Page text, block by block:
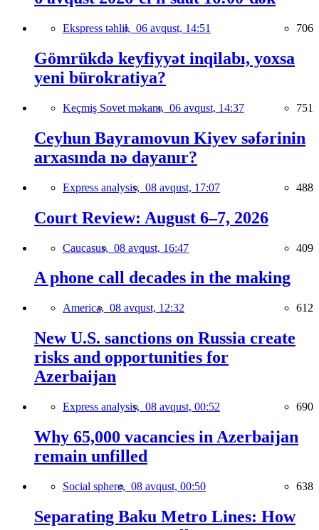
Ekspress təhlil, 06 avqust, 14:51 706
Gömrükdə keyfiyyət inqilabı, yoxsa
yeni bürokratiya?
Keçmiş Sovet məkanı, 06 avqust, 14:37 751
Ceyhun Bayramovun Kiyev səfərinin
arxasında nə dayanır?
Express analysis, 08 avqust, 17:07 488
Court Review: August 6–7, 2026
Caucasus, 08 avqust, 16:47 409
A phone call decades in the making
America, 08 avqust, 12:32 612
New U.S. sanctions on Russia create
risks and opportunities for
Azerbaijan
Express analysis, 08 avqust, 00:52 690
Why 65,000 vacancies in Azerbaijan
remain unfilled
Social sphere, 08 avqust, 00:50 638
Separating Baku Metro Lines: How